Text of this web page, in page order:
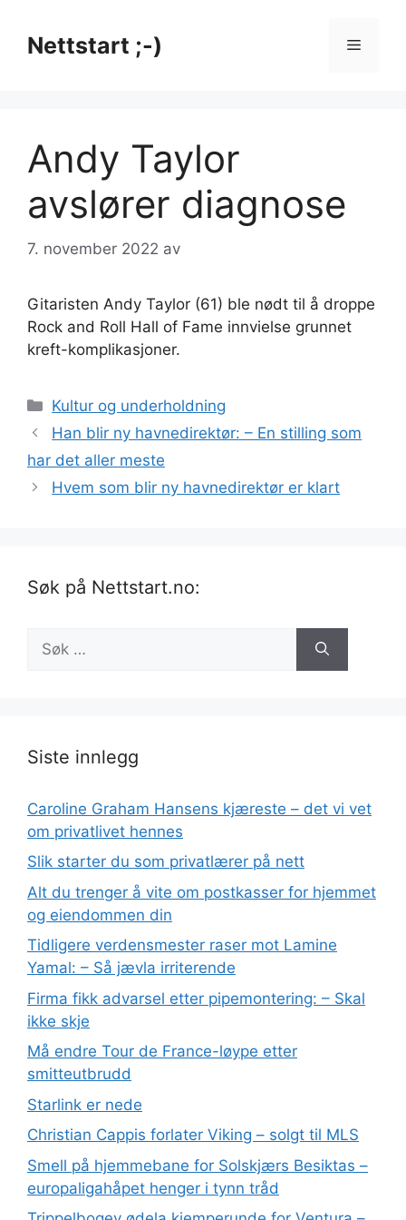
innholdNettstart ;-) Meny
Andy Taylor
avslører diagnose
7. november 2022 av
Gitaristen Andy Taylor (61) ble nødt til å droppe
Rock and Roll Hall of Fame innvielse grunnet
kreft-komplikasjoner.
Kategorier
Kultur og underholdning
Han blir ny havnedirektør: – En stilling som
har det aller meste
Hvem som blir ny havnedirektør er klart
Søk på Nettstart.no:
etter:
Siste innlegg
Caroline Graham Hansens kjæreste – det vi vet
om privatlivet hennes
Slik starter du som privatlærer på nett
Alt du trenger å vite om postkasser for hjemmet
og eiendommen din
Tidligere verdensmester raser mot Lamine
Yamal: – Så jævla irriterende
Firma fikk advarsel etter pipemontering: – Skal
ikke skje
Må endre Tour de France-løype etter
smitteutbrudd
Starlink er nede
Christian Cappis forlater Viking – solgt til MLS
Smell på hjemmebane for Solskjærs Besiktas –
europaligahåpet henger i tynn tråd